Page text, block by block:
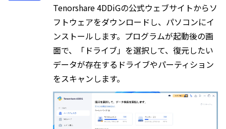
Tenorshare 4DDiGの公式ウェブサイトからソ
フトウェアをダウンロードし、パソコンにイ
ンストールします。プログラムが起動後の画
面で、「ドライブ」を選択して、復元したい
データが存在するドライブやパーティション
をスキャンします。